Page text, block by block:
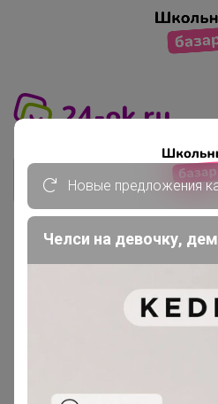
Новые предложения
Челси на девочку,